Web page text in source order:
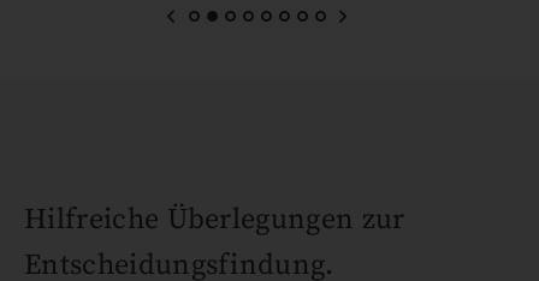
Hilfreiche Überlegungen zur
Entscheidungsfindung.